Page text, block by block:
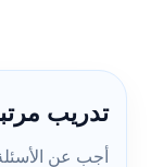
تدريب
أجب عن